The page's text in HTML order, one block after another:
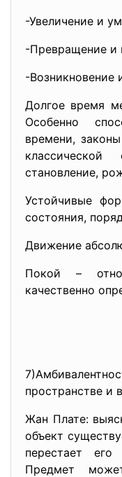
-Увеличение и
-Превращение и
-Возникновение
Долгое время
Особенно
времени,
становление,
Устойчивые
состояния,
Движение
Покой –
качественно
пространстве и
Жан Плате:
объект
перестает
Предмет